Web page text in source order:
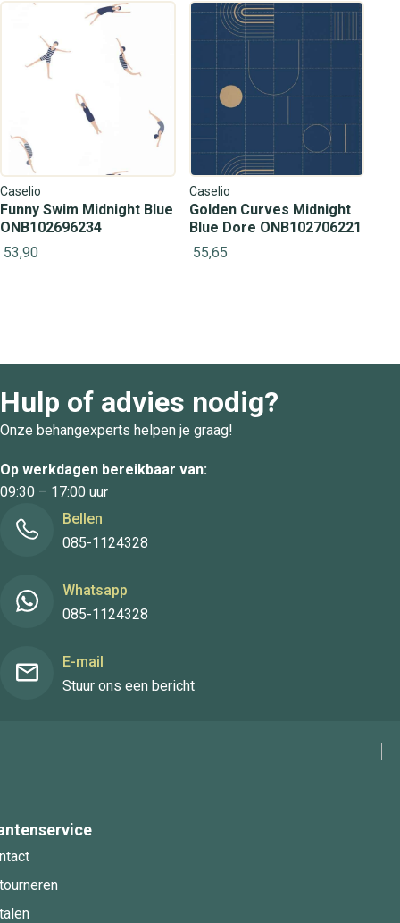
Caselio
Funny Swim Midnight Blue
ONB102696234
53,90
Caselio
Golden Curves Midnight
Blue Dore ONB102706221
55,65
Hulp of advies nodig?
Onze behangexperts helpen je graag!
Op werkdagen bereikbaar van:
09:30 – 17:00 uur
Bellen
085-1124328
Whatsapp
085-1124328
E-mail
Stuur ons een bericht